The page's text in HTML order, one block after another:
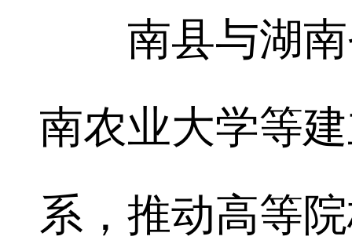
南县与湖南
南农业大学等
系，推动高等